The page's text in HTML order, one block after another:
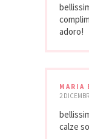
adoro!
MARIA
2
calze